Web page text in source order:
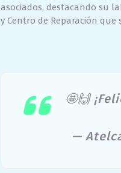
asociados, destacando su
y Centro de Reparación
🤩🙌
—